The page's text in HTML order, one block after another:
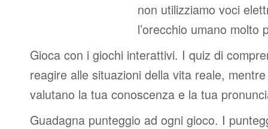
non utilizziamo voci
l’orecchio umano molto
Gioca con i giochi interattivi. I quiz di
reagire alle situazioni della vita reale,
valutano la tua conoscenza e la tua
Guadagna punteggio ad ogni gioco. I